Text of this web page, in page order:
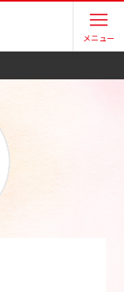
メニュー